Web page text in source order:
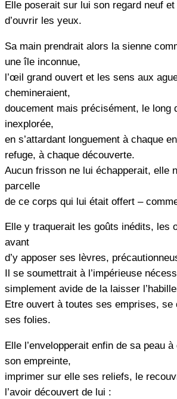
Elle poserait sur lui son regard neuf
d’ouvrir les yeux.
Sa main prendrait alors la sienne
une île inconnue,
l’œil grand ouvert et les sens aux
chemineraient,
doucement mais précisément, le long
inexplorée,
en s’attardant longuement à chaque
refuge, à chaque découverte.
Aucun frisson ne lui échapperait, elle
parcelle
de ce corps qui lui était offert –
Elle y traquerait les goûts inédits, les
avant
d’y apposer ses lèvres,
Il se soumettrait à l’impérieuse
simplement avide de la laisser
Etre ouvert à toutes ses emprises, se
ses folies.
Elle l’envelopperait enfin de sa peau
son empreinte,
imprimer sur elle ses reliefs, le
l’avoir découvert de lui :